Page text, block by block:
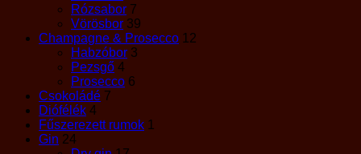
Rózsabor 7
Vörösbor 39
Champagne & Prosecco 12
Habzóbor 3
Pezsgő 4
Prosecco 6
Csokoládé 7
Diófélék 4
Fűszerezett rumok 1
Gin 24